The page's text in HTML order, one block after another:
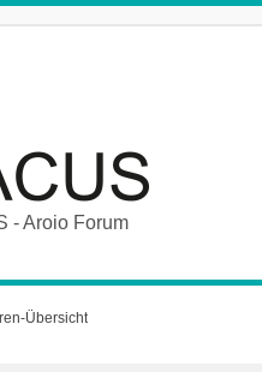
- Aroio Forum
Übersicht